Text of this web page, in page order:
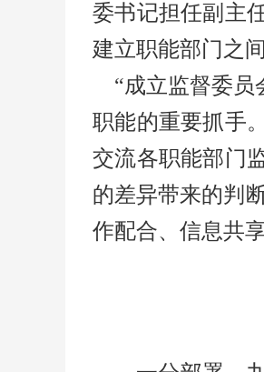
委书记担任副主
建立职能部门之
“成立监督委员
职能的重要抓手
交流各职能部门
的差异带来的判
作配合、信息共